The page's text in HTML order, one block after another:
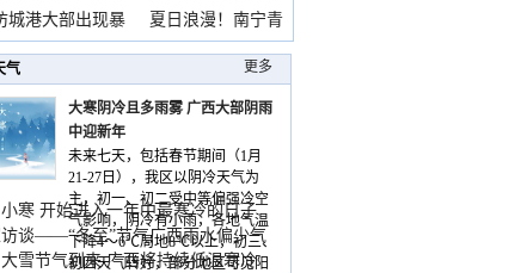
城港大部出现暴
夏日浪漫！南宁青
气 更多
大寒阴冷且多雨雾 广西大部阴雨
中迎新年
未来七天，包括春节期间（1月
21-27日），我区以阴冷天气为
主，初一、初二受中等偏强冷空
气影响，阴冷有小雨，各地气温
下降4～6℃局地8℃以上，初三、
初四天气转好，部分地区可见阳
寒 开始进入一年中最寒冷的日子
谈——“冬至”节气广西雨水偏少气
雪节气到来 广西将持续低温寒冷